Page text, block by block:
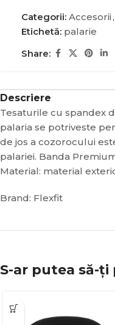
Categorii: Accesorii,
Etichetă: palarie
Share:
Descriere
Tesaturile cu spandex
palaria se potriveste
de jos a cozorocului
palariei. Banda
Material: material
Brand: Flexfit
S-ar putea să-ți